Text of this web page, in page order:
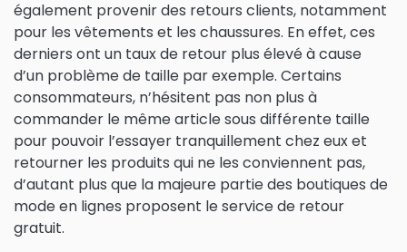
également provenir des retours clients, notamment
pour les vêtements et les chaussures. En effet, ces
derniers ont un taux de retour plus élevé à cause
d’un problème de taille par exemple. Certains
consommateurs, n’hésitent pas non plus à
commander le même article sous différente taille
pour pouvoir l’essayer tranquillement chez eux et
retourner les produits qui ne les conviennent pas,
d’autant plus que la majeure partie des boutiques de
mode en lignes proposent le service de retour
gratuit.